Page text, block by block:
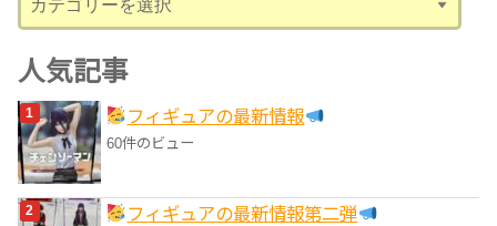
テ
ゴ
リ
ー
人気記事
フィギュアの最新情報
60件のビュー
フィギュアの最新情報第二弾